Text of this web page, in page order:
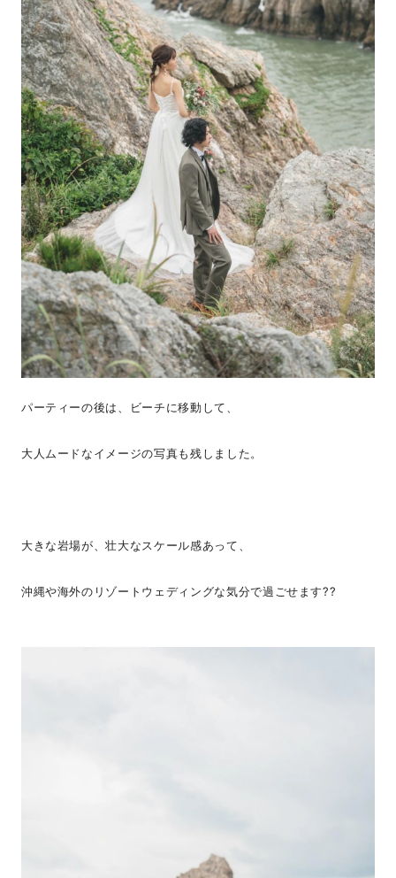
パーティーの後は、ビーチに移動して、
大人ムードなイメージの写真も残しました。
大きな岩場が、壮大なスケール感あって、
沖縄や海外のリゾートウェディングな気分で過ごせます??